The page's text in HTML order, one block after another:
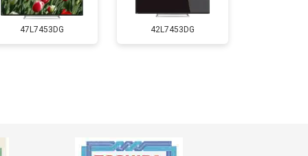
5500 ₽
47L7453DG 42L7453DG